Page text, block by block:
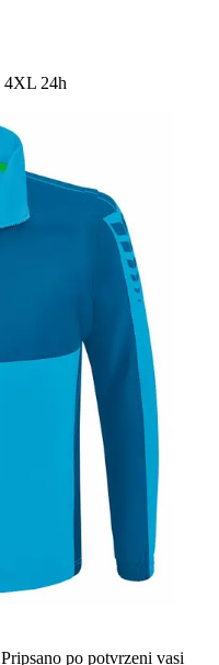
4XL 24h
Pripsano po potvrzeni vasi